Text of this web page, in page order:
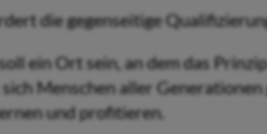
die gegenseitige
ein Ort sein, an dem das
Menschen aller
und profitieren.